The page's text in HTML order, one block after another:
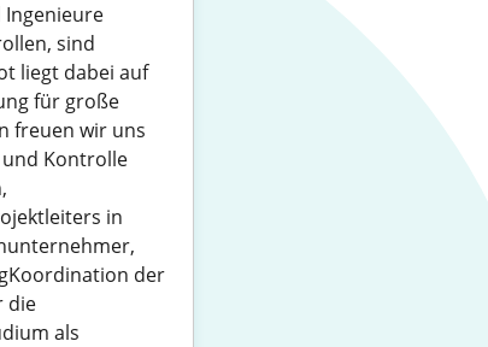
sind
liegt dabei auf
für große
freuen wir uns
Kontrolle
in
der
die
als